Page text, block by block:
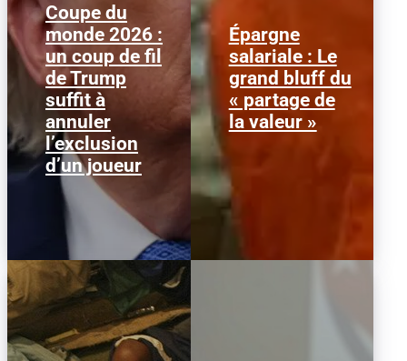
Coupe du
monde 2026 :
un coup de fil
de Trump
suffit à
annuler
l’exclusion
d’un joueur
Le 1er juillet 2026,
l'attaquant américain
Folarin Balogun recevait
un carton rouge
parfaitement...
Épargne
salariale : Le
grand bluff du
« partage de
la valeur »
Alors que l'inflation et la
course aux profits
écrasent le pouvoir
d’achat, la loi « partage
de la...